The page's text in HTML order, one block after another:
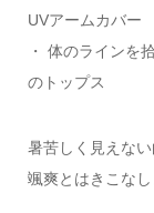
UVアームカバー
・ 体のラインを
のトップス
暑苦しく見えな
颯爽とはきこなし